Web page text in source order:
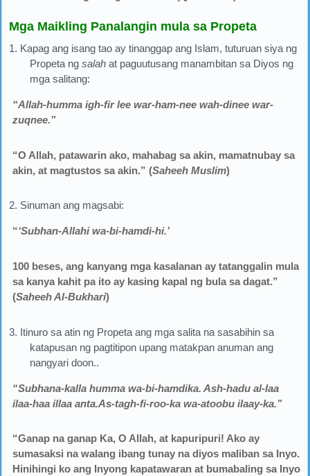
Mga Maikling Panalangin mula sa Propeta
1. Kapag ang isang tao ay tinanggap ang Islam, tuturuan siya ng
Propeta ngsalah at paguutusang manambitan sa Diyos ng
mga salitang:
“Allah-humma igh-fir lee war-ham-nee wah-dinee war-
zuqnee.”
“O Allah, patawarin ako, mahabag sa akin, mamatnubay sa
akin, at magtustos sa akin.” (Saheeh Muslim)
2. Sinuman ang magsabi:
“‘Subhan-Allahi wa-bi-hamdi-hi.’
100 beses, ang kanyang mga kasalanan ay tatanggalin mula
sa kanya kahit pa ito ay kasing kapal ng bula sa dagat.”
(Saheeh Al-Bukhari)
3. Itinuro sa atin ng Propeta ang mga salita na sasabihin sa
katapusan ng pagtitipon upang matakpan anuman ang
nangyari doon..
“Subhana-kalla humma wa-bi-hamdika. Ash-hadu al-laa
ilaa-haa illaa anta.As-tagh-fi-roo-ka wa-atoobu ilaay-ka.”
“Ganap na ganap Ka, O Allah, at kapuripuri! Ako ay
sumasaksi na walang ibang tunay na diyos maliban sa Inyo.
Hinihingi ko ang Inyong kapatawaran at bumabaling sa Inyo